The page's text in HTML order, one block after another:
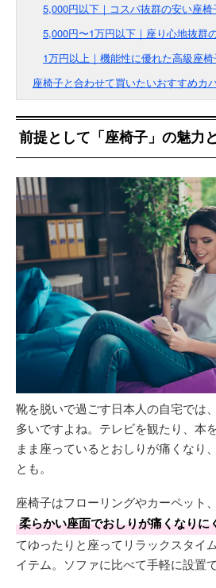
5,000円以下｜コスパ抜群の安い座椅
5,000円〜1万円以下｜座り心地抜群
1万円以上｜機能性に優れた高級座椅
座椅子と合わせて買いたいおすすめカ
前提として「座椅子」の魅力
靴を脱いで過ごす日本人の自宅では
多いですよね。テレビを観たり、本
まま座っているとおしりが痛くなり
とも。
座椅子はフローリングやカーペット
柔らかい座面でおしりが痛くなりに
てゆったりと座ってリラックスタイ
イテム。ソファに比べて手軽に設置